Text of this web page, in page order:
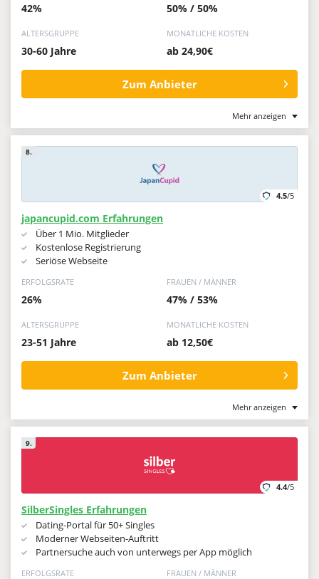
42% 50% / 50%
ALTERSGRUPPE
30-60 Jahre
MONATLICHE KOSTEN
ab 24,90€
Zum Anbieter
Mehr anzeigen
8.
4.5/5
japancupid.com Erfahrungen
Über 1 Mio. Mitglieder
Kostenlose Registrierung
Seriöse Webseite
ERFOLGSRATE
26%
FRAUEN / MÄNNER
47% / 53%
ALTERSGRUPPE
23-51 Jahre
MONATLICHE KOSTEN
ab 12,50€
Zum Anbieter
Mehr anzeigen
9.
4.4/5
SilberSingles Erfahrungen
Dating-Portal für 50+ Singles
Moderner Webseiten-Auftritt
Partnersuche auch von unterwegs per App möglich
ERFOLGSRATE FRAUEN / MÄNNER